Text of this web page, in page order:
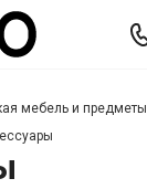
мебель и предметы